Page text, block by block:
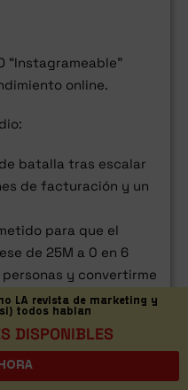
“Instagrameable”
online.
batalla tras escalar
de facturación y un
para que el
de 25M a 0 en 6
personas y convertirme
más odiadas de
tener una salud
sin terapia.
de 0 a 50 millones.
LA revista de marketing y
todos hablan
DISPONIBLES